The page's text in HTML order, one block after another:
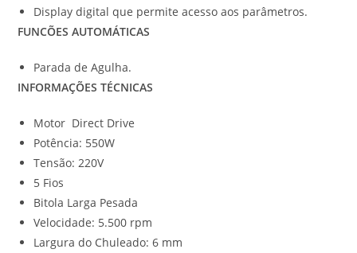
Display digital que permite acesso aos parâmetros.
FUNCÕES AUTOMÁTICAS
Parada de Agulha.
INFORMAÇÕES TÉCNICAS
Motor Direct Drive
Potência: 550W
Tensão: 220V
5 Fios
Bitola Larga Pesada
Velocidade: 5.500 rpm
Largura do Chuleado: 6 mm